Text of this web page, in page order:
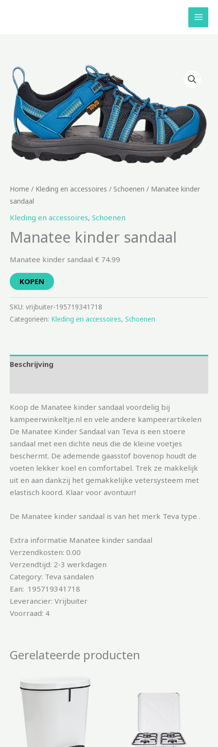
Home / Kleding en accessoires / Schoenen / Manatee kinder
sandaal
Kleding en accessoires, Schoenen
Manatee kinder sandaal
Manatee kinder sandaal € 74.99
KOPEN
SKU: vrijbuiter-195719341718
Categorieën: Kleding en accessoires, Schoenen
Beschrijving
Koop de Manatee kinder sandaal voordelig bij
kampeerwinkeltje.nl en vele andere kampeerartikelen
De Manatee Kinder Sandaal van Teva is een stoere
sandaal met een dichte neus die de kleine voetjes
beschermt. De ademende gaasstof bovenop houdt de
voeten lekker koel en comfortabel. Trek ze makkelijk
uit en aan dankzij het gemakkelijke vetersysteem met
elastisch koord. Klaar voor avontuur!
De Manatee kinder sandaal is van het merk Teva type .
Extra informatie Manatee kinder sandaal
Verzendkosten: 0.00
Verzendtijd: 2-3 werkdagen
Category: Teva sandalen
Ean: 195719341718
Leverancier: Vrijbuiter
Voorraad: 4
Gerelateerde producten